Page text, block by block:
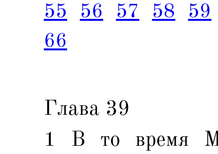
55
56 57 58
59
66
Глава 39
1 В то время